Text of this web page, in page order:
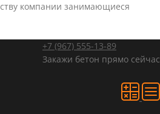
компании занимающиеся
+7 (967) 555-13-89
Закажи бетон прямо сейчас